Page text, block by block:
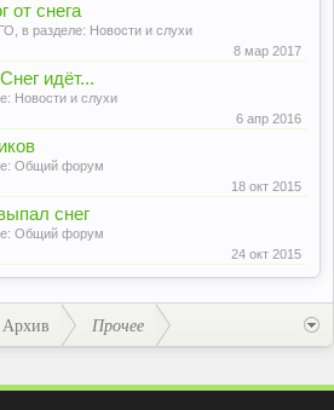
от снега
, в разделе: Новости и слухи
8 мар 2017
идёт...
Новости и слухи
6 апр 2016
Общий форум
18 окт 2015
снег
Общий форум
24 окт 2015
Архив Прочее